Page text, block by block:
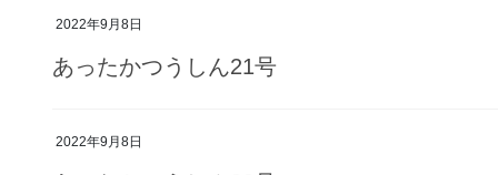
2022年9月8日
あったかつうしん21号
2022年9月8日